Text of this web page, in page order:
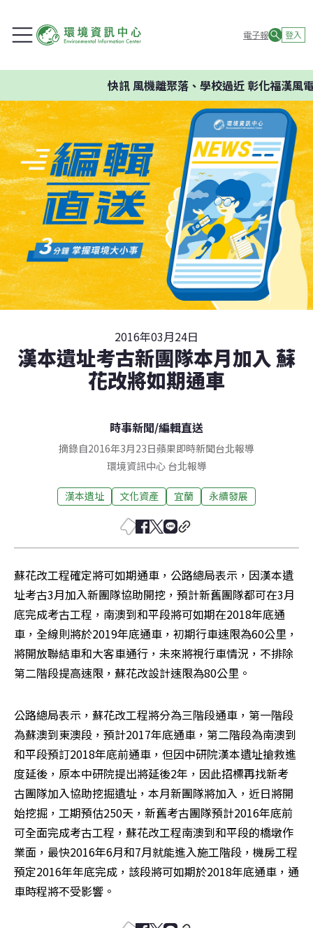
電子報 登入
快訊風機離聚落、學校過近 彰化福漢風電
2016年03月24日
漢本遺址考古新團隊本月加入 蘇
花改將如期通車
時事新聞/編輯直送
摘錄自2016年3月23日蘋果即時新聞台北報導
環境資訊中心 台北報導
漢本遺址 文化資產 宜蘭 永續發展
蘇花改工程確定將可如期通車，公路總局表示，因漢本遺
址考古3月加入新團隊協助開挖，預計新舊團隊都可在3月
底完成考古工程，南澳到和平段將可如期在2018年底通
車，全線則將於2019年底通車，初期行車速限為60公里，
將開放聯結車和大客車通行，未來將視行車情況，不排除
第二階段提高速限，蘇花改設計速限為80公里。
公路總局表示，蘇花改工程將分為三階段通車，第一階段
為蘇澳到東澳段，預計2017年底通車，第二階段為南澳到
和平段預訂2018年底前通車，但因中研院漢本遺址搶救進
度延後，原本中研院提出將延後2年，因此招標再找新考
古團隊加入協助挖掘遺址，本月新團隊將加入，近日將開
始挖掘，工期預估250天，新舊考古團隊預計2016年底前
可全面完成考古工程，蘇花改工程南澳到和平段的橋墩作
業面，最快2016年6月和7月就能進入施工階段，機房工程
預定2016年年底完成，該段將可如期於2018年底通車，通
車時程將不受影響。